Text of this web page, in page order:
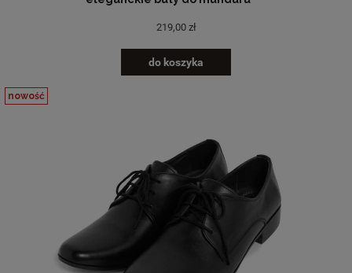
219,00 zł
do koszyka
nowość